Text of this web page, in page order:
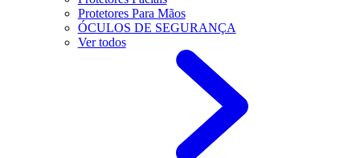
Protetores Para Mãos
ÓCULOS DE SEGURANÇA
Ver todos